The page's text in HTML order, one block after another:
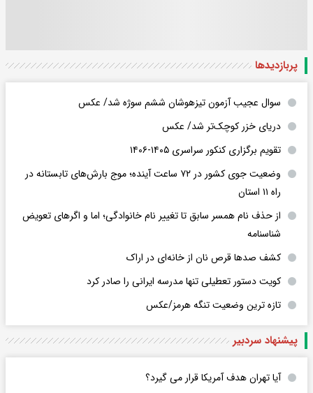
پربازدید‌ها
سوال عجیب آزمون تیزهوشان ششم سوژه شد/ عکس
دریای خزر کوچک‌تر شد/ عکس
تقویم برگزاری کنکور سراسری ۱۴۰۵-۱۴۰۶
وضعیت جوی کشور در ۷۲ ساعت آینده؛ موج بارش‌های تابستانه در
راه ۱۱ استان
از حذف نام همسر سابق تا تغییر نام خانوادگی؛ اما و اگرهای تعویض
شناسنامه
کشف صدها قرص نان از خانه‌ای در اراک
کویت دستور تعطیلی تنها مدرسه ایرانی را صادر کرد
تازه ترین وضعیت تنگه هرمز/عکس
پیشنهاد سردبیر
آیا تهران هدف آمریکا قرار می گیرد؟